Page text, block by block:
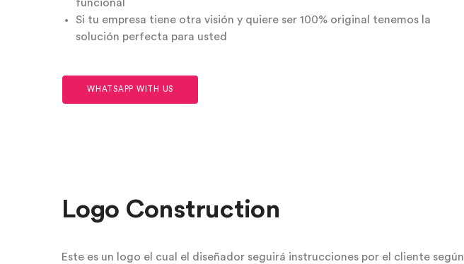
funcional
Si tu empresa tiene otra visión y quiere ser 100% original tenemos la
solución perfecta para usted
WHATSAPP WITH US
Logo Construction
Este es un logo el cual el diseñador seguirá instrucciones por el cliente según